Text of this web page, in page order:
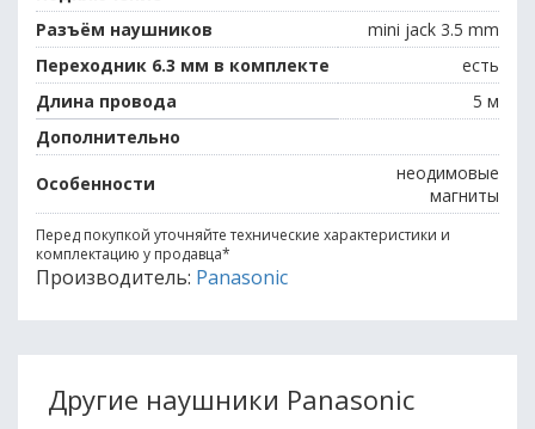
Разъём наушников
mini jack 3.5 mm
Переходник 6.3 мм в комплекте
есть
Длина провода
5 м
Дополнительно
Особенности
неодимовые
магниты
Перед покупкой уточняйте технические характеристики и
комплектацию у продавца*
Производитель: Panasonic
Другие наушники Panasonic